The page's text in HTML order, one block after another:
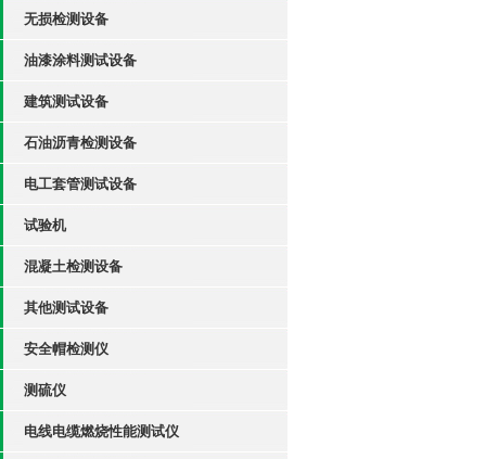
无损检测设备
油漆涂料测试设备
建筑测试设备
石油沥青检测设备
电工套管测试设备
试验机
混凝土检测设备
其他测试设备
安全帽检测仪
测硫仪
电线电缆燃烧性能测试仪